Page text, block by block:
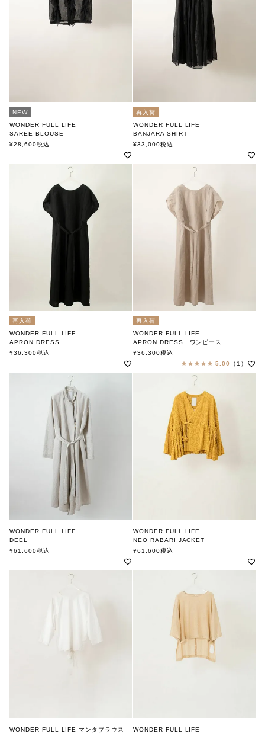
NEW
WONDER FULL LIFE
SAREE BLOUSE
ワンダフルライフ
¥28,600税込
再入荷
WONDER FULL LIFE
BANJARA SHIRT
ワンダフルライフ
¥33,000税込
再入荷
WONDER FULL LIFE
APRON DRESS
ワンダフルライフ
¥36,300税込
再入荷
WONDER FULL LIFE
APRON DRESS ワンピース
ワンダフルライフ
¥36,300税込
5.00
（1）
WONDER FULL LIFE
DEEL
ワンダフルライフ
¥61,600税込
WONDER FULL LIFE
NEO RABARI JACKET
ワンダフルライフ
¥61,600税込
WONDER FULL LIFE マンタブラウス
WONDER FULL LIFE